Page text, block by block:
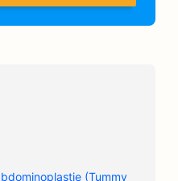
(Tummy